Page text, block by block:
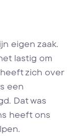
eigen zaak.
lastig om
zich over
een
Dat was
heeft ons